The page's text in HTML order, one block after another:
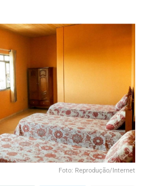
Foto: Reprodução/Internet